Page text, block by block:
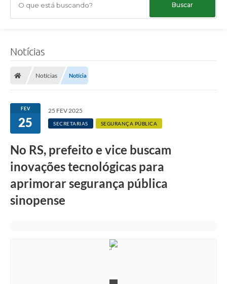
O que está buscando?
Notícias
Notícias Notícia
FEV
25
25 FEV 2025
SECRETARIAS SEGURANÇA PÚBLICA
No RS, prefeito e vice buscam
inovações tecnológicas para
aprimorar segurança pública
sinopense